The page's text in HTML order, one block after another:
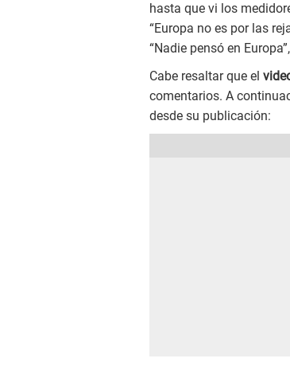
hasta que vi los
“Europa no es por las
“Nadie pensó en
Cabe resaltar que el
comentarios. A
desde su publicación: